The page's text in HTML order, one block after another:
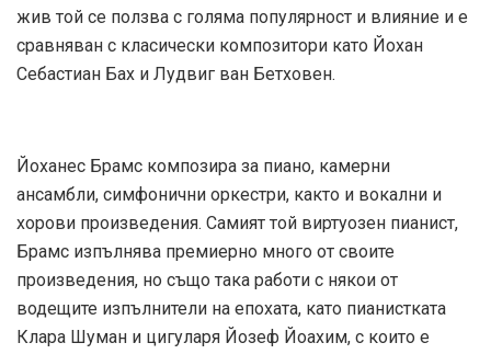
жив той се ползва с голяма популярност и влияние и е
сравняван с класически композитори като Йохан
Себастиан Бах и Лудвиг ван Бетховен.
Йоханес Брамс композира за пиано, камерни
ансамбли, симфонични оркестри, както и вокални и
хорови произведения. Самият той виртуозен пианист,
Брамс изпълнява премиерно много от своите
произведения, но също така работи с някои от
водещите изпълнители на епохата, като пианистката
Клара Шуман и цигуларя Йозеф Йоахим, с които е